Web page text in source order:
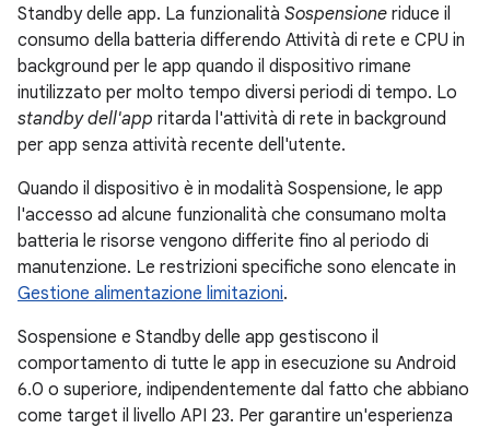
Standby delle app. La funzionalità Sospensione riduce il
consumo della batteria differendo Attività di rete e CPU in
background per le app quando il dispositivo rimane
inutilizzato per molto tempo diversi periodi di tempo. Lo
standby dell'app ritarda l'attività di rete in background
per app senza attività recente dell'utente.
Quando il dispositivo è in modalità Sospensione, le app
l'accesso ad alcune funzionalità che consumano molta
batteria le risorse vengono differite fino al periodo di
manutenzione. Le restrizioni specifiche sono elencate in
Gestione alimentazione limitazioni.
Sospensione e Standby delle app gestiscono il
comportamento di tutte le app in esecuzione su Android
6.0 o superiore, indipendentemente dal fatto che abbiano
come target il livello API 23. Per garantire un'esperienza